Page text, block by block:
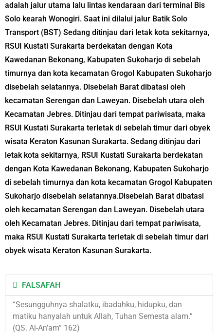
adalah jalur utama lalu lintas kendaraan dari terminal Bis
Solo kearah Wonogiri. Saat ini dilalui jalur Batik Solo
Transport (BST) Sedang ditinjau dari letak kota sekitarnya,
RSUI Kustati Surakarta berdekatan dengan Kota
Kawedanan Bekonang, Kabupaten Sukoharjo di sebelah
timurnya dan kota kecamatan Grogol Kabupaten Sukoharjo
disebelah selatannya. Disebelah Barat dibatasi oleh
kecamatan Serengan dan Laweyan. Disebelah utara oleh
Kecamatan Jebres. Ditinjau dari tempat pariwisata, maka
RSUI Kustati Surakarta terletak di sebelah timur dari obyek
wisata Keraton Kasunan Surakarta. Sedang ditinjau dari
letak kota sekitarnya, RSUI Kustati Surakarta berdekatan
dengan Kota Kawedanan Bekonang, Kabupaten Sukoharjo
di sebelah timurnya dan kota kecamatan Grogol Kabupaten
Sukoharjo disebelah selatannya.Disebelah Barat dibatasi
oleh kecamatan Serengan dan Laweyan. Disebelah utara
oleh Kecamatan Jebres. Ditinjau dari tempat pariwisata,
maka RSUI Kustati Surakarta terletak di sebelah timur dari
obyek wisata Keraton Kasunan Surakarta.
FALSAFAH
“Sesungguhnya shalatku, ibadahku, hidupku, dan
matiku hanyalah untuk Allah, Tuhan Semesta alam.”
(QS. Al-An’am” 162)